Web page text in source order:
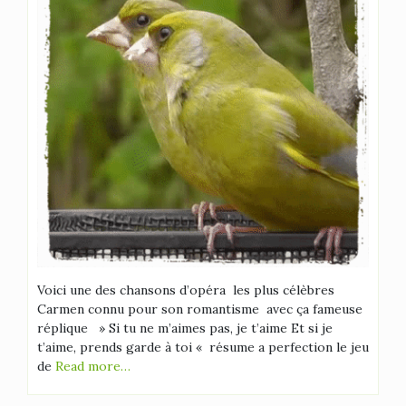
Voici une des chansons d’opéra les plus célèbres
Carmen connu pour son romantisme avec ça fameuse
réplique » Si tu ne m’aimes pas, je t’aime Et si je
t’aime, prends garde à toi « résume a perfection le jeu
de Read more…